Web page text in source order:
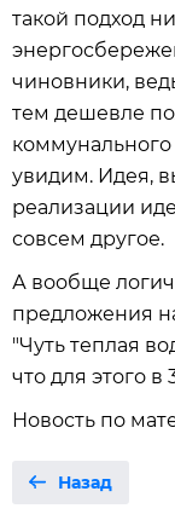
такой подход
чиновники,
тем дешевле
увидим. Идея,
реализации
совсем другое.
А вообще
предложения
"Чуть теплая
что для этого
Новость по
Назад